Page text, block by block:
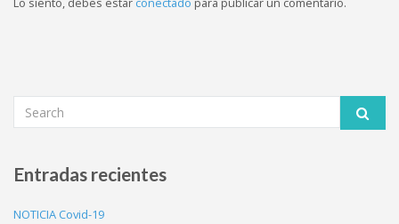
Entradas recientes
NOTICIA Covid-19